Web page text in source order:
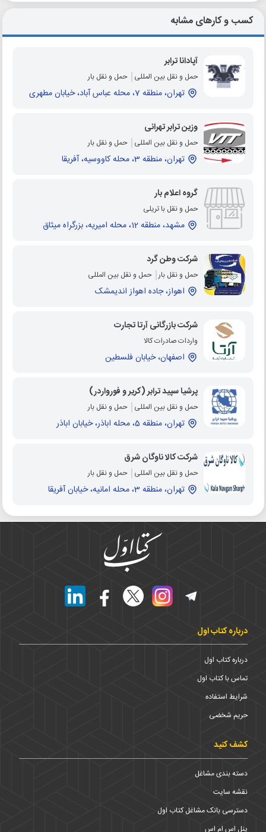
کسب و کارهای مشابه
آپادانا ترابر
حمل و نقل بین المللی حمل و نقل بار
تهران، منطقه 7، محله عباس آباد، خیابان مطهری
وزین ترابر تهرانی
حمل و نقل بین المللی حمل و نقل بار
تهران، منطقه 3، محله کاووسیه، آفریقا
گروه اعلام بار
حمل و نقل با تریلی
مشهد، منطقه 12، محله امیریه، بزرگراه میثاق
شرکت وطن گرد
حمل و نقل بار حمل و نقل بین المللی
اهواز، جاده اهواز اندیمشک
شرکت بازرگانی آرتا تجارت
واردات صادرات کالا
اصفهان، خیابان فلسطین
پرشیا سپید ترابر (کریر و فورواردر)
حمل و نقل بین المللی حمل و نقل بار
تهران، منطقه 5، محله اباذر، خیابان اباذر
شرکت کالا ناوگان شرق
حمل و نقل بین المللی حمل و نقل بار
تهران، منطقه 3، محله امانیه، خیابان آفریقا
درباره کتاب اول
درباره کتاب اول
تماس با کتاب اول
شرایط استفاده
حریم شخضی
کشف کنید
دسته بندی مشاغل
نقشه سایت
دسترسی بانک مشاغل کتاب اول
پنل اس ام اس